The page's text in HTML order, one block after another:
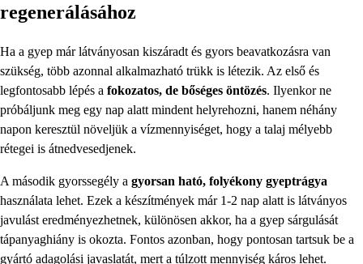
regenerálásához
Ha a gyep már látványosan kiszáradt és gyors beavatkozásra van
szükség, több azonnal alkalmazható trükk is létezik. Az első és
legfontosabb lépés a fokozatos, de bőséges öntözés. Ilyenkor ne
próbáljunk meg egy nap alatt mindent helyrehozni, hanem néhány
napon keresztül növeljük a vízmennyiséget, hogy a talaj mélyebb
rétegei is átnedvesedjenek.
A második gyorssegély a gyorsan ható, folyékony gyeptrágya
használata lehet. Ezek a készítmények már 1-2 nap alatt is látványos
javulást eredményezhetnek, különösen akkor, ha a gyep sárgulását
tápanyaghiány is okozta. Fontos azonban, hogy pontosan tartsuk be a
gyártó adagolási javaslatát, mert a túlzott mennyiség káros lehet.